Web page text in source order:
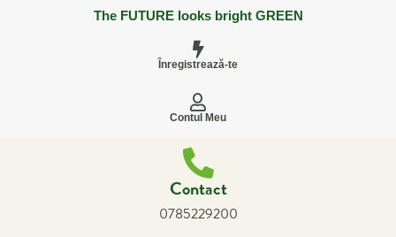
The FUTURE looks bright GREEN
Înregistrează-te
Contul Meu
Contact
0785229200